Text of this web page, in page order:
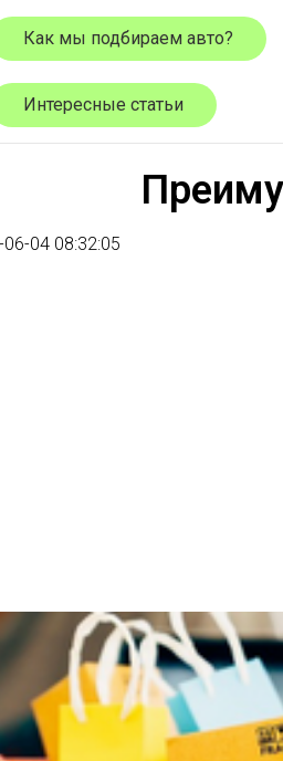
Как мы подбираем авто?
Интересные статьи
04 08:32:05